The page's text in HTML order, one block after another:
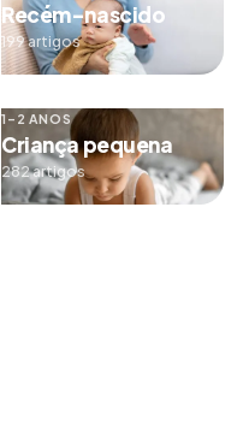
Recém-nascido
199 artigos
1–2 ANOS
Criança pequena
282 artigos